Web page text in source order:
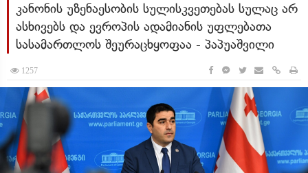
კანონის უზენაესობის სულისკვეთებას სულაც არ
ასხივებს და ევროპის ადამიანის უფლებათა
სასამართლოს შეურაცხყოფაა - პაპუაშვილი
1257